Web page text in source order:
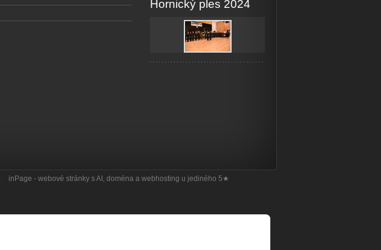
Hornický ples 2024
inPage - webové stránky s AI, doména a webhosting u jediného 5★